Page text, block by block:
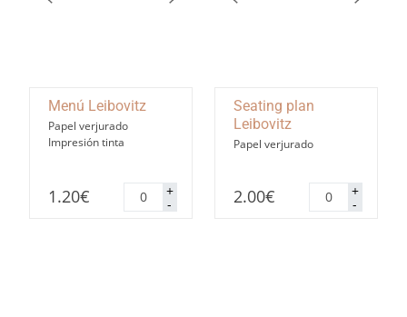
Menú Leibovitz
Papel verjurado
Impresión tinta
1.20€ -
Menú
Leibovitz
cantidad
+
Seating plan
Leibovitz
Papel verjurado
2.00€ -
Seating
plan
Leibovitz
+